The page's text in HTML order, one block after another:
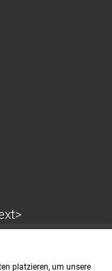
platzieren, um unsere